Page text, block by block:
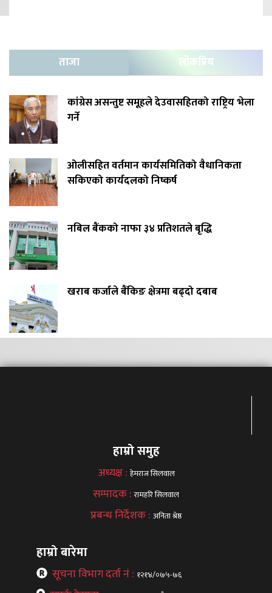
ताजा लोकप्रिय
कांग्रेस असन्तुष्ट समूहले देउवासहितको राष्ट्रिय भेला
गर्ने
ओलीसहित वर्तमान कार्यसमितिको वैधानिकता
सकिएको कार्यदलको निष्कर्ष
नबिल बैंकको नाफा ३४ प्रतिशतले बृद्धि
खराब कर्जाले बैंकिङ क्षेत्रमा बढ्दो दबाब
हाम्रो समुह
अध्यक्ष : हेमराज सिलवाल
सम्पादक :रामहरि सिलवाल
प्रबन्ध निर्देशक : अनिता श्रेष्ठ
हाम्रो बारेमा
सूचना विभाग दर्ता नं : १२१४/०७५-७६